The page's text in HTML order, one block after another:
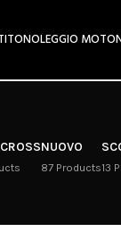
NOLEGGIO MOTO
NUOVO
87 Products13